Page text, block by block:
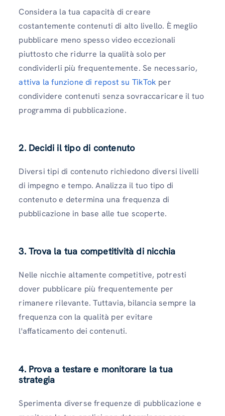
Considera la tua capacità di creare
costantemente contenuti di alto livello. È meglio
pubblicare meno spesso video eccezionali
piuttosto che ridurre la qualità solo per
condividerli più frequentemente. Se necessario,
attiva la funzione di repost su TikTok per
condividere contenuti senza sovraccaricare il tuo
programma di pubblicazione.
2. Decidi il tipo di contenuto
Diversi tipi di contenuto richiedono diversi livelli
di impegno e tempo. Analizza il tuo tipo di
contenuto e determina una frequenza di
pubblicazione in base alle tue scoperte.
3. Trova la tua competitività di nicchia
Nelle nicchie altamente competitive, potresti
dover pubblicare più frequentemente per
rimanere rilevante. Tuttavia, bilancia sempre la
frequenza con la qualità per evitare
l'affaticamento dei contenuti.
4. Prova a testare e monitorare la tua
strategia
Sperimenta diverse frequenze di pubblicazione e